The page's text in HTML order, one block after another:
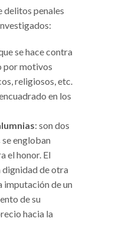
delitos penales
se hace contra
por motivos
religiosos, etc.
en los
: son dos
engloban
el honor. El
dignidad de otra
imputación de un
de su
hacia la